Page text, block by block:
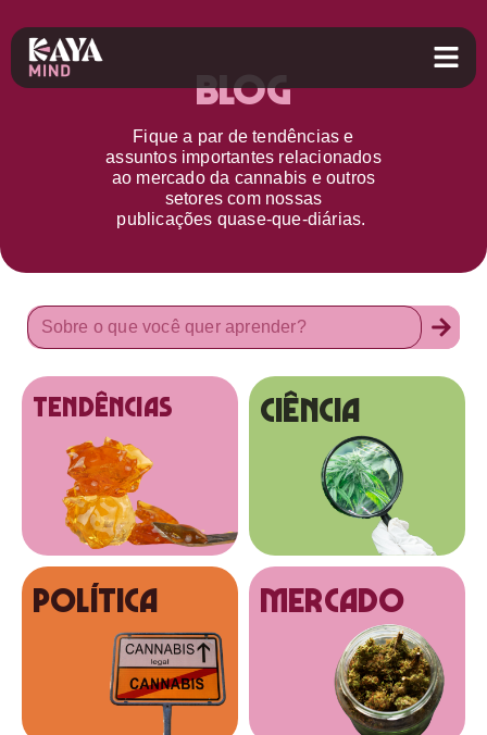
Blog
Fique a par detendências e
assuntos importantes relacionados
ao mercado da cannabis e outros
setorescom nossas
publicações quase-que-diárias.
tendências Ciência
Política MERCADO